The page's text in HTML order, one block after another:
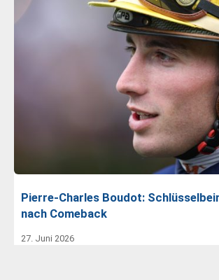
Pierre-Charles Boudot:
nach Comeback
27. Juni 2026